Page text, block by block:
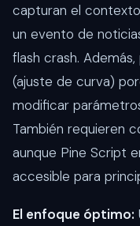
capturan el
un evento de
flash crash.
(ajuste de curva)
modificar
También requieren
aunque Pine Script
accesible para
El enfoque óptimo: